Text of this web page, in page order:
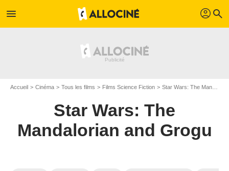
menu profil search
Accueil Cinéma Tous les films Films Science Fiction Star Wars: The Mandalorian and Grogu
Star Wars: The
Mandalorian and Grogu